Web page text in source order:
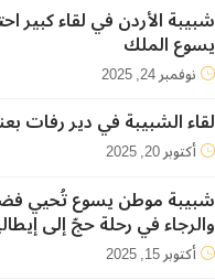
شبيبة الأردن في لقاء كبير
يسوع الملك
نوفمبر 24, 2025
لقاء الشبيبة في دير رفات
أكتوبر 20, 2025
شبيبة موطن يسوع تُحيي
والرجاء في رحلة حجّ إلى
أكتوبر 15, 2025